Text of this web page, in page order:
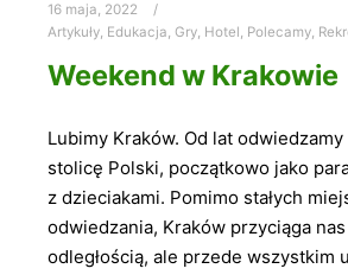
16 maja, 2022
Artykuły, Edukacja, Gry, Hotel, Polecamy,
Weekend w Krakowie
Lubimy Kraków. Od lat
stolicę Polski, początkowo jako
z dzieciakami. Pomimo stałych
odwiedzania, Kraków przyciąga
odległością, ale przede wszystkim